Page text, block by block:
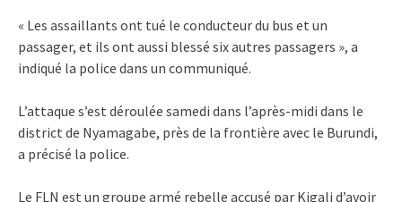
« Les assaillants ont tué le conducteur du bus et un
passager, et ils ont aussi blessé six autres passagers », a
indiqué la police dans un communiqué.
L’attaque s’est déroulée samedi dans l’après-midi dans le
district de Nyamagabe, près de la frontière avec le Burundi,
a précisé la police.
Le FLN est un groupe armé rebelle accusé par Kigali d’avoir